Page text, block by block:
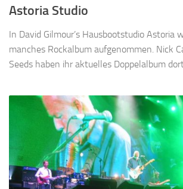
Astoria Studio
In David Gilmour’s Hausbootstudio Astoria
manches Rockalbum aufgenommen. Nick
Seeds haben ihr aktuelles Doppelalbum